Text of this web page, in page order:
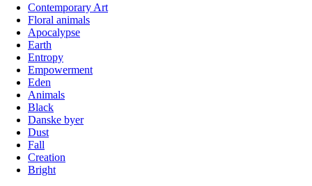
Contemporary Art
Floral animals
Apocalypse
Earth
Entropy
Empowerment
Eden
Animals
Black
Danske byer
Dust
Fall
Creation
Bright